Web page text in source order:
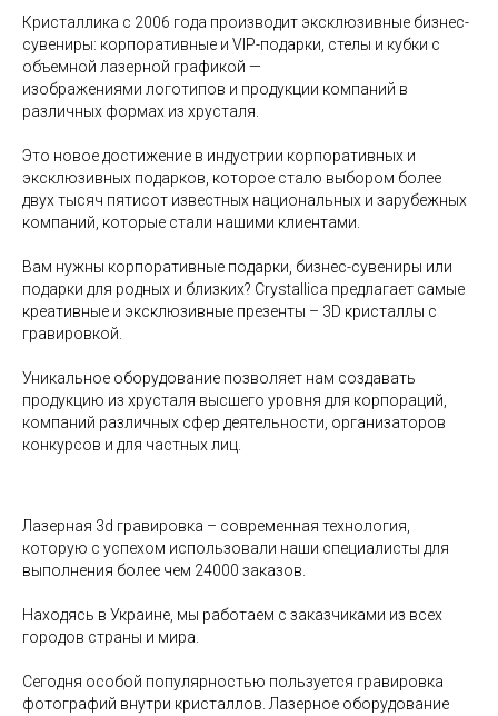
Кристаллика с 2006 года производит эксклюзивные бизнес-
сувениры: корпоративные и VIP-подарки, стелы и кубки с
объемной лазерной графикой —
изображениями логотипов и продукции компаний в
различных формах из хрусталя.
Это новое достижение в индустрии корпоративных и
эксклюзивных подарков, которое стало выбором более
двух тысяч пятисот известных национальных и зарубежных
компаний, которые стали нашими клиентами.
Вам нужны корпоративные подарки, бизнес-сувениры или
подарки для родных и близких? Crystallica предлагает самые
креативные и эксклюзивные презенты – 3D кристаллы с
гравировкой.
Уникальное оборудование позволяет нам создавать
продукцию из хрусталя высшего уровня для корпораций,
компаний различных сфер деятельности, организаторов
конкурсов и для частных лиц.
Лазерная 3d гравировка – современная технология,
которую с успехом использовали наши специалисты для
выполнения более чем 24000 заказов.
Находясь в Украине, мы работаем с заказчиками из всех
городов страны и мира.
Сегодня особой популярностью пользуется гравировка
фотографий внутри кристаллов. Лазерное оборудование